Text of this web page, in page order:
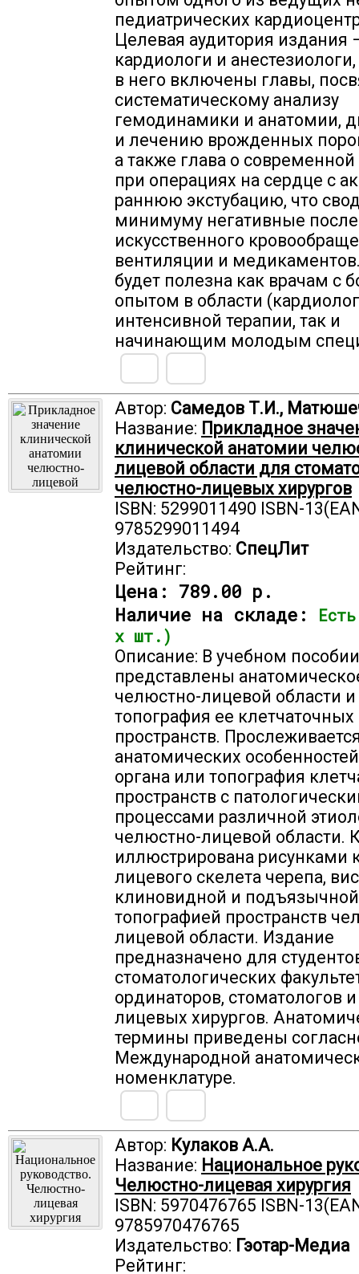
педиатрических
Целевая аудитория издания
кардиологи и
в него включены главы,
систематическому анализу
гемодинамики и анатомии,
и лечению врожденных
а также глава о современной
при операциях на сердце с
раннюю экстубацию, что
минимуму негативные
искусственного
вентиляции и
будет полезна как врачам с
опытом в области
интенсивной терапии, так и
начинающим молодым
Автор: Самедов Т.И.,
Название: Прикладное
клинической анатомии
лицевой области для
челюстно-лицевых хирургов
ISBN: 5299011490 ISBN-
9785299011494
Издательство: СпецЛит
Рейтинг:
Цена: 789.00 р.
Наличие на складе:
х шт.)
Описание: В учебном пособии
представлены
челюстно-лицевой области и
топография ее клетчаточных
пространств.
анатомических
органа или топография
пространств с
процессами различной
челюстно-лицевой области.
иллюстрирована рисунками
лицевого скелета черепа,
клиновидной и подъязычной
топографией пространств
лицевой области. Издание
предназначено для
стоматологических
ординаторов, стоматологов
лицевых хирургов.
термины приведены
Международной
номенклатуре.
Автор: Кулаков А.А.
Название: Национальное
Челюстно-лицевая хирургия
ISBN: 5970476765 ISBN-
9785970476765
Издательство: Гэотар-Медиа
Рейтинг: